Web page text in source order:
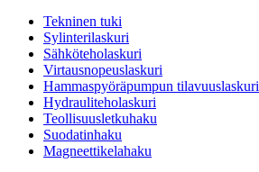
Tekninen tuki
Sylinterilaskuri
Sähköteholaskuri
Virtausnopeuslaskuri
Hammaspyöräpumpun tilavuuslaskuri
Hydrauliteholaskuri
Teollisuusletkuhaku
Suodatinhaku
Magneettikelahaku